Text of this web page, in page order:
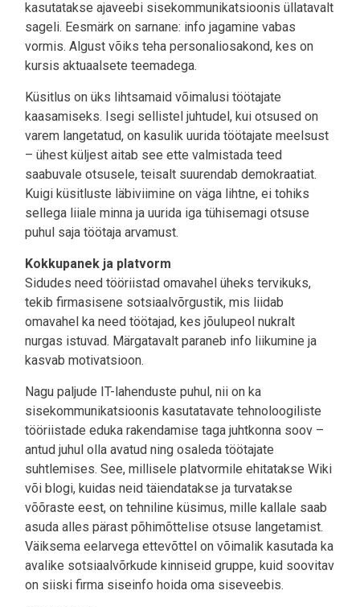
kasutatakse ajaveebi sisekommunikatsioonis üllatavalt
sageli. Eesmärk on sarnane: info jagamine vabas
vormis. Algust võiks teha personaliosakond, kes on
kursis aktuaalsete teemadega.
Küsitlus on üks lihtsamaid võimalusi töötajate
kaasamiseks. Isegi sellistel juhtudel, kui otsused on
varem langetatud, on kasulik uurida töötajate meelsust
– ühest küljest aitab see ette valmistada teed
saabuvale otsusele, teisalt suurendab demokraatiat.
Kuigi küsitluste läbiviimine on väga lihtne, ei tohiks
sellega liiale minna ja uurida iga tühisemagi otsuse
puhul saja töötaja arvamust.
Kokkupanek ja platvorm
Sidudes need tööriistad omavahel üheks tervikuks,
tekib firmasisene sotsiaalvõrgustik, mis liidab
omavahel ka need töötajad, kes jõulupeol nukralt
nurgas istuvad. Märgatavalt paraneb info liikumine ja
kasvab motivatsioon.
Nagu paljude IT-lahenduste puhul, nii on ka
sisekommunikatsioonis kasutatavate tehnoloogiliste
tööriistade eduka rakendamise taga juhtkonna soov –
antud juhul olla avatud ning osaleda töötajate
suhtlemises. See, millisele platvormile ehitatakse Wiki
või blogi, kuidas neid täiendatakse ja turvatakse
võõraste eest, on tehniline küsimus, mille kallale saab
asuda alles pärast põhimõttelise otsuse langetamist.
Väiksema eelarvega ettevõttel on võimalik kasutada ka
avalike sotsiaalvõrkude kinniseid gruppe, kuid soovitav
on siiski firma siseinfo hoida oma siseveebis.